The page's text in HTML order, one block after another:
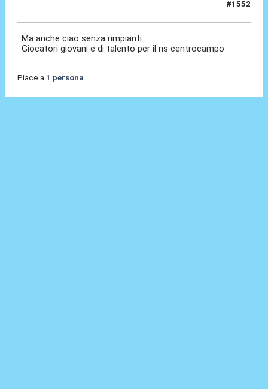
#1552
Ma anche ciao senza rimpianti
Giocatori giovani e di talento per il ns centrocampo
Piace a 1 persona.